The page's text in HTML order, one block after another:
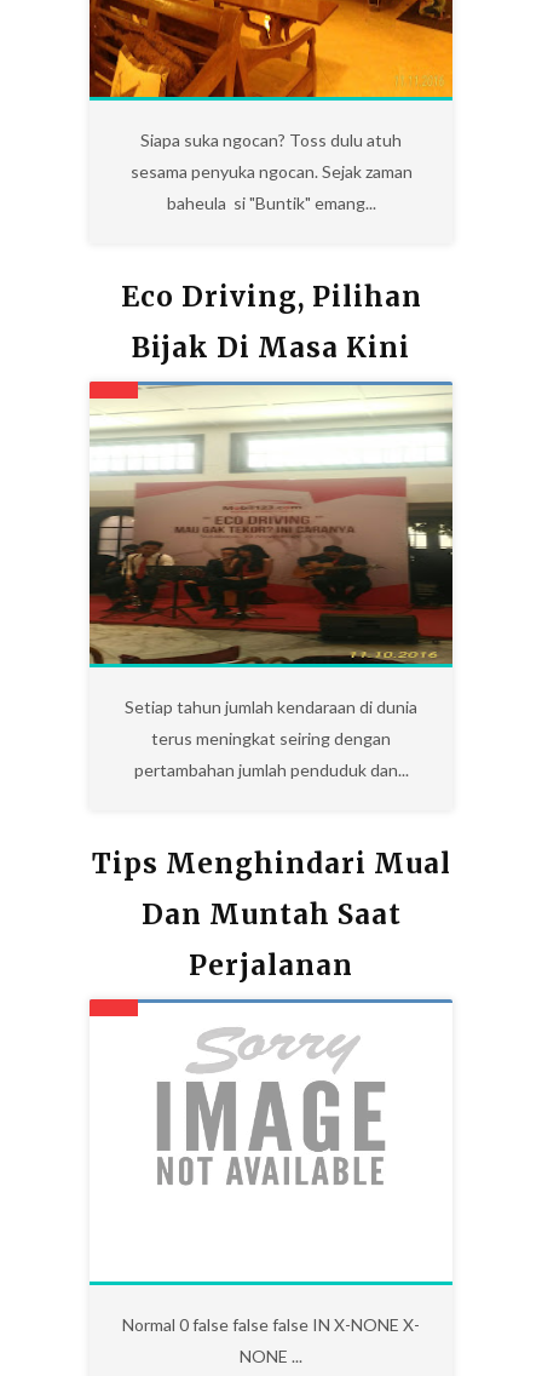
Siapa suka ngocan? Toss dulu atuh
sesama penyuka ngocan. Sejak zaman
baheula si "Buntik" emang...
Eco Driving, Pilihan
Bijak Di Masa Kini
Setiap tahun jumlah kendaraan di dunia
terus meningkat seiring dengan
pertambahan jumlah penduduk dan...
Tips Menghindari Mual
Dan Muntah Saat
Perjalanan
Normal 0 false false false IN X-NONE X-
NONE ...